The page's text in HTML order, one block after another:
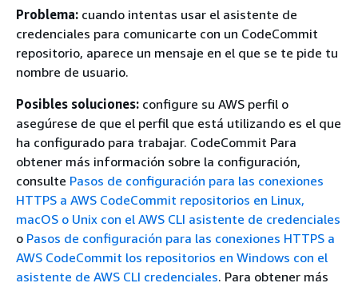
Problema: cuando intentas usar el asistente de
credenciales para comunicarte con un CodeCommit
repositorio, aparece un mensaje en el que se te pide tu
nombre de usuario.
Posibles soluciones: configure su AWS perfil o
asegúrese de que el perfil que está utilizando es el que
ha configurado para trabajar. CodeCommit Para
obtener más información sobre la configuración,
consulte Pasos de configuración para las conexiones
HTTPS a AWS CodeCommit repositorios en Linux,
macOS o Unix con el AWS CLI asistente de credenciales
o Pasos de configuración para las conexiones HTTPS a
AWS CodeCommit los repositorios en Windows con el
asistente de AWS CLI credenciales. Para obtener más